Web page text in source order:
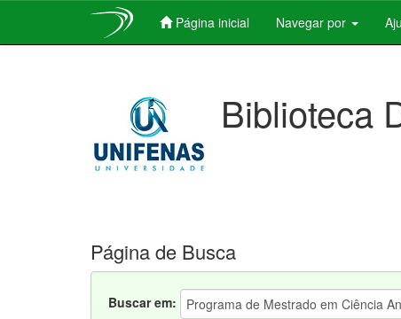
Página inicial Navegar por
Biblioteca
Página de Busca
Buscar em: